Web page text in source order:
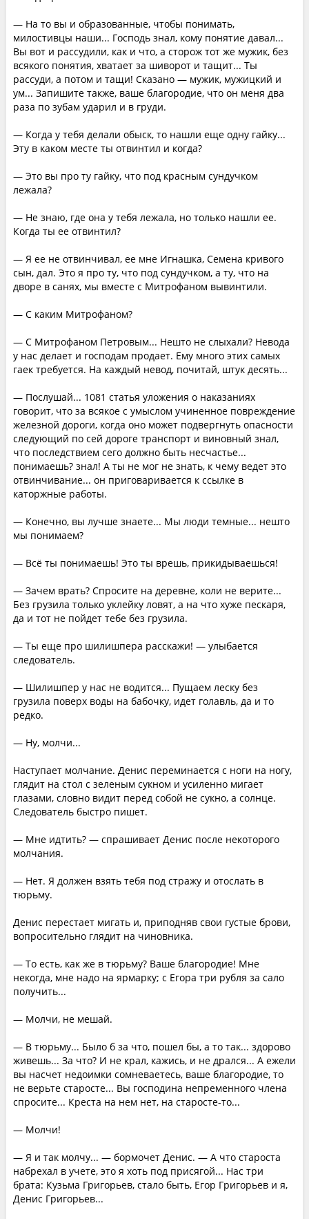
— На то вы и образованные, чтобы понимать,
милостивцы наши... Господь знал, кому понятие давал...
Вы вот и рассудили, как и что, а сторож тот же мужик, без
всякого понятия, хватает за шиворот и тащит... Ты
рассуди, а потом и тащи! Сказано — мужик, мужицкий и
ум... Запишите также, ваше благородие, что он меня два
раза по зубам ударил и в груди.
— Когда у тебя делали обыск, то нашли еще одну гайку...
Эту в каком месте ты отвинтил и когда?
— Это вы про ту гайку, что под красным сундучком
лежала?
— Не знаю, где она у тебя лежала, но только нашли ее.
Когда ты ее отвинтил?
— Я ее не отвинчивал, ее мне Игнашка, Семена кривого
сын, дал. Это я про ту, что под сундучком, а ту, что на
дворе в санях, мы вместе с Митрофаном вывинтили.
— С каким Митрофаном?
— С Митрофаном Петровым... Нешто не слыхали? Невода
у нас делает и господам продает. Ему много этих самых
гаек требуется. На каждый невод, почитай, штук десять...
— Послушай... 1081 статья уложения о наказаниях
говорит, что за всякое с умыслом учиненное повреждение
железной дороги, когда оно может подвергнуть опасности
следующий по сей дороге транспорт и виновный знал,
что последствием сего должно быть несчастье...
понимаешь? знал! А ты не мог не знать, к чему ведет это
отвинчивание... он приговаривается к ссылке в
каторжные работы.
— Конечно, вы лучше знаете... Мы люди темные... нешто
мы понимаем?
— Всё ты понимаешь! Это ты врешь, прикидываешься!
— Зачем врать? Спросите на деревне, коли не верите...
Без грузила только уклейку ловят, а на что хуже пескаря,
да и тот не пойдет тебе без грузила.
— Ты еще про шилишпера расскажи! — улыбается
следователь.
— Шилишпер у нас не водится... Пущаем леску без
грузила поверх воды на бабочку, идет голавль, да и то
редко.
— Ну, молчи...
Наступает молчание. Денис переминается с ноги на ногу,
глядит на стол с зеленым сукном и усиленно мигает
глазами, словно видит перед собой не сукно, а солнце.
Следователь быстро пишет.
— Мне идтить? — спрашивает Денис после некоторого
молчания.
— Нет. Я должен взять тебя под стражу и отослать в
тюрьму.
Денис перестает мигать и, приподняв свои густые брови,
вопросительно глядит на чиновника.
— То есть, как же в тюрьму? Ваше благородие! Мне
некогда, мне надо на ярмарку; с Егора три рубля за сало
получить...
— Молчи, не мешай.
— В тюрьму... Было б за что, пошел бы, а то так... здорово
живешь... За что? И не крал, кажись, и не дрался... А ежели
вы насчет недоимки сомневаетесь, ваше благородие, то
не верьте старосте... Вы господина непременного члена
спросите... Креста на нем нет, на старосте-то...
— Молчи!
— Я и так молчу... — бормочет Денис. — А что староста
набрехал в учете, это я хоть под присягой... Нас три
брата: Кузьма Григорьев, стало быть, Егор Григорьев и я,
Денис Григорьев...